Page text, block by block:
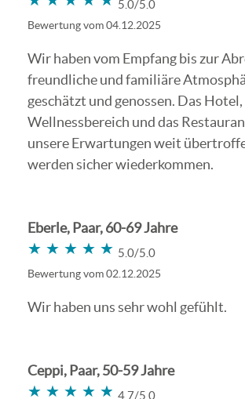
5.0/5.0
Bewertung vom 04.12.2025
Wir haben vom Empfang bis zur
freundliche und familiäre
geschätzt und genossen. Das
Wellnessbereich und das
unsere Erwartungen weit
werden sicher wiederkommen.
Eberle, Paar, 60-69 Jahre
★★★★★
★★★★★ 5.0/5.0
Bewertung vom 02.12.2025
Wir haben uns sehr wohl gefühlt.
Ceppi, Paar, 50-59 Jahre
★★★★★
★★★★★ 4.7/5.0